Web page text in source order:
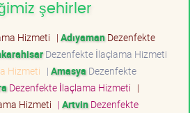
şehirler
Hizmeti | AdıyamanDezenfekte
Dezenfekte İlaçlama Hizmeti
Hizmeti | Amasya Dezenfekte
Dezenfekte İlaçlama Hizmeti |
Hizmeti | ArtvinDezenfekte